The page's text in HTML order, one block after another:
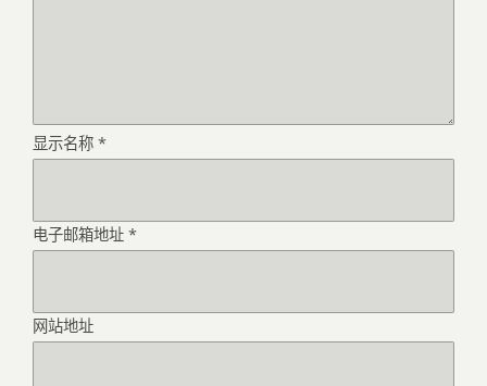
显示名称 *
电子邮箱地址 *
网站地址